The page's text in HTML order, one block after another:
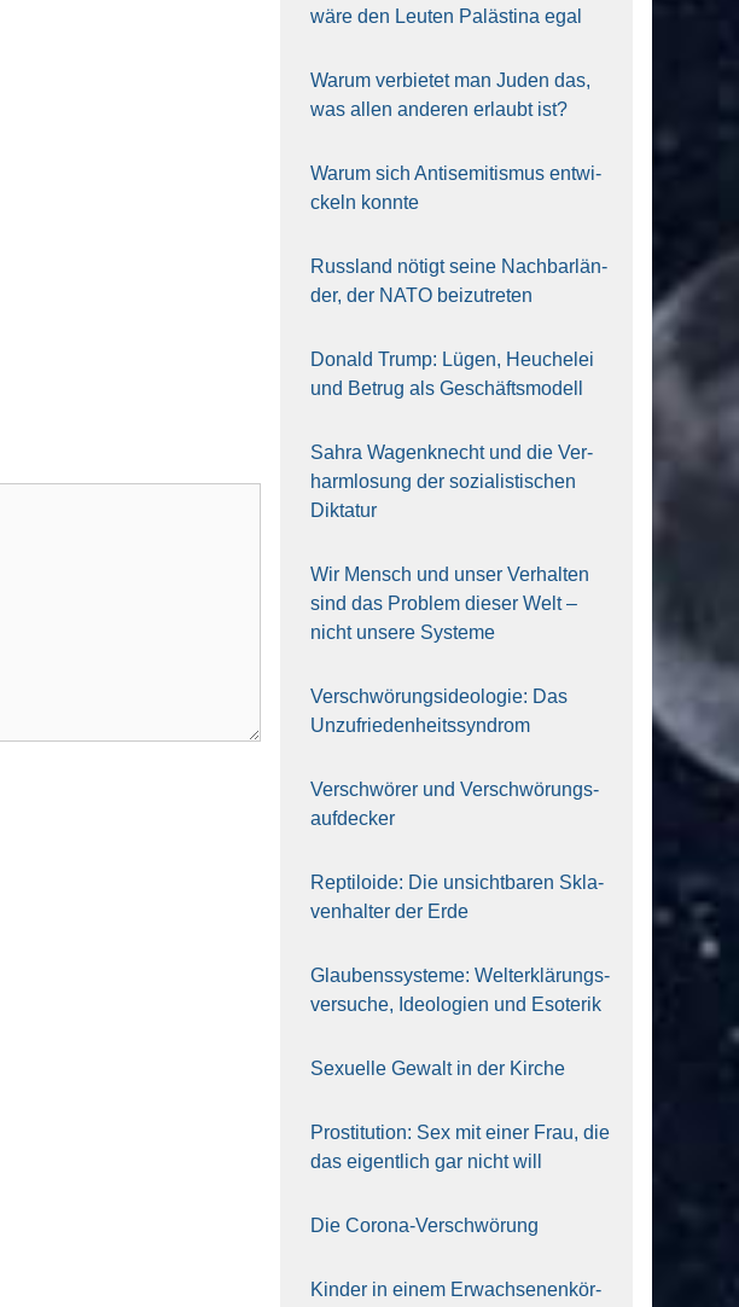
wäre den Leu­ten Paläs­ti­na egal
War­um ver­bie­tet man Juden das,
was allen ande­ren erlaubt ist?
War­um sich Anti­se­mi­tis­mus ent­wi­
ckeln konn­te
Russ­land nötigt sei­ne Nach­bar­län­
der, der NATO bei­zu­tre­ten
Donald Trump: Lügen, Heu­che­lei
und Betrug als Geschäfts­mo­dell
Sahra Wagen­knecht und die Ver­
harm­lo­sung der sozia­lis­ti­schen
Dik­ta­tur
Wir Mensch und unser Ver­hal­ten
sind das Pro­blem die­ser Welt –
nicht unse­re Sys‍te‍me
Ver­schwö­rungs­ideo­lo­gie: Das
Unzufrieden­heitssyndrom
Ver­schwö­rer und Verschwörungs­
aufdecker
Rep­ti­lo­ide: Die unsicht­ba­ren Skla­
ven­hal­ter der Erde
Glau­bens­sys­te­me: Welt­erklä­rungs­
ver­su­che, Ideo­lo­gien und Eso­te­rik
Sexu­el­le Gewalt in der Kir­che
Pro­sti­tu­ti­on: Sex mit einer Frau, die
das eigent­lich gar nicht will
Die Coro­na-Ver­schwö­rung
Kin­der in einem Erwach­se­nen­kör­